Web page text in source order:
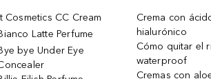
Cosmetics CC Cream
Latte Perfume
bye Under Eye
Crema con
hialurónico
Cómo quitar el
waterproof
Cremas con